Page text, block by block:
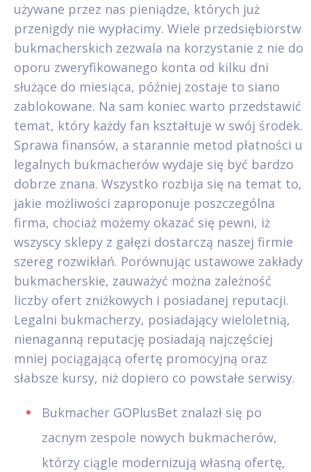
używane przez nas pieniądze, których już
przenigdy nie wypłacimy. Wiele przedsiębiorstw
bukmacherskich zezwala na korzystanie z nie do
oporu zweryfikowanego konta od kilku dni
służące do miesiąca, później zostaje to siano
zablokowane. Na sam koniec warto przedstawić
temat, który każdy fan kształtuje w swój środek.
Sprawa finansów, a starannie metod płatności u
legalnych bukmacherów wydaje się być bardzo
dobrze znana. Wszystko rozbija się na temat to,
jakie możliwości zaproponuje poszczególna
firma, chociaż możemy okazać się pewni, iż
wszyscy sklepy z gałęzi dostarczą naszej firmie
szereg rozwikłań. Porównując ustawowe zakłady
bukmacherskie, zauważyć można zależność
liczby ofert zniżkowych i posiadanej reputacji.
Legalni bukmacherzy, posiadający wieloletnią,
nienaganną reputację posiadają najczęściej
mniej pociągającą ofertę promocyjną oraz
słabsze kursy, niż dopiero co powstałe serwisy.
Bukmacher GOPlusBet znalazł się po
zacnym zespole nowych bukmacherów,
którzy ciągle modernizują własną ofertę,